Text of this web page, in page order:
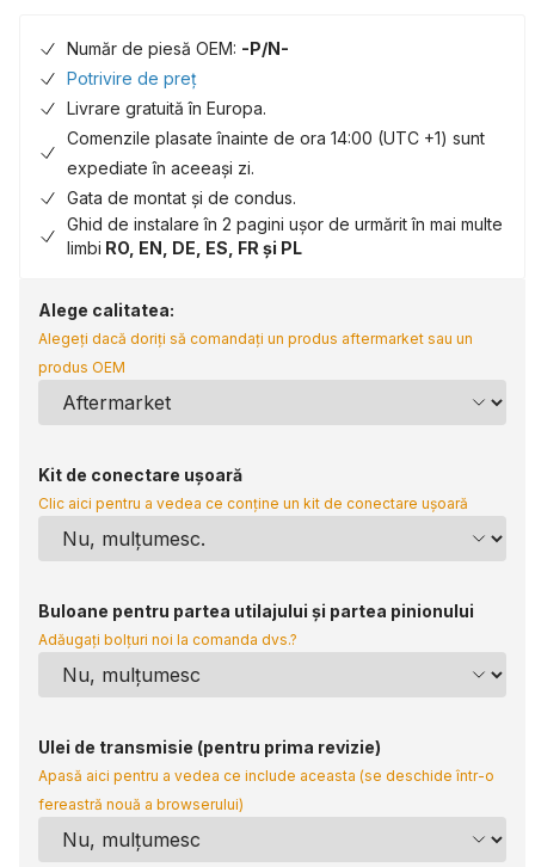
Număr de piesă OEM: -P/N-
Potrivire de preț
Livrare gratuită în Europa.
Comenzile plasate înainte de ora 14:00 (UTC +1) sunt
expediate în aceeași zi.
Gata de montat și de condus.
Ghid de instalare în 2 pagini ușor de urmărit în mai multe
limbi RO, EN, DE, ES, FR și PL
Alege calitatea:
Alegeți dacă doriți să comandați un produs aftermarket sau un
produs OEM
Kit de conectare ușoară
Clic aici pentru a vedea ce conține un kit de conectare ușoară
Buloane pentru partea utilajului și partea pinionului
Adăugați bolțuri noi la comanda dvs.?
Ulei de transmisie (pentru prima revizie)
Apasă aici pentru a vedea ce include aceasta (se deschide într-o
fereastră nouă a browserului)